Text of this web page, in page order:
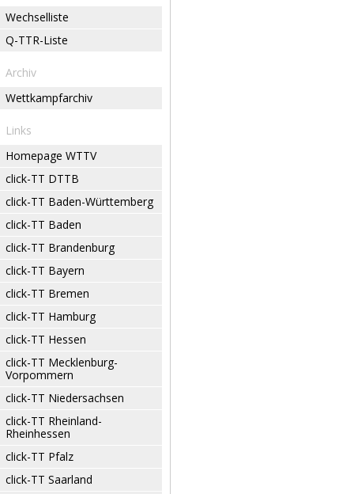
Wechselliste
Q-TTR-Liste
Archiv
Wettkampfarchiv
Links
Homepage WTTV
click-TT DTTB
click-TT Baden-Württemberg
click-TT Baden
click-TT Brandenburg
click-TT Bayern
click-TT Bremen
click-TT Hamburg
click-TT Hessen
click-TT Mecklenburg-
Vorpommern
click-TT Niedersachsen
click-TT Rheinland-
Rheinhessen
click-TT Pfalz
click-TT Saarland